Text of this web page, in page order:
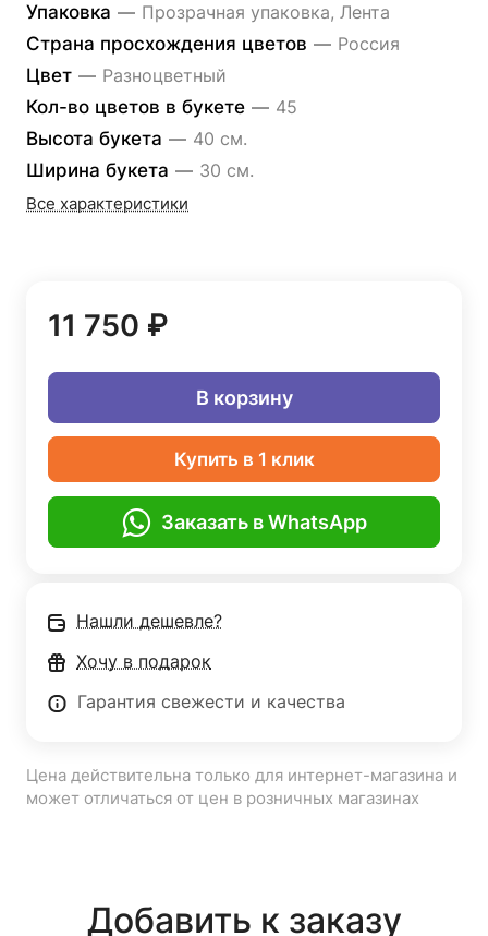
Упаковка — Прозрачная упаковка, Лента
Страна просхождения цветов — Россия
Цвет — Разноцветный
Кол-во цветов в букете — 45
Высота букета — 40 см.
Ширина букета — 30 см.
Все характеристики
11 750 ₽
В корзину
Купить в 1 клик
Заказать в WhatsApp
Нашли дешевле?
Хочу в подарок
Гарантия свежести и качества
Цена действительна только для интернет-магазина и
может отличаться от цен в розничных магазинах
Добавить к заказу